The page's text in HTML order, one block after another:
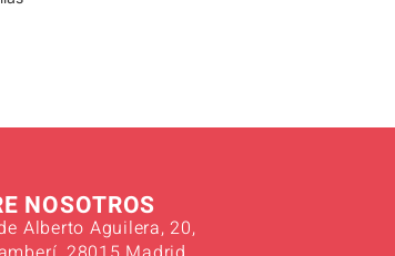
NOSOTROS
Alberto Aguilera, 20,